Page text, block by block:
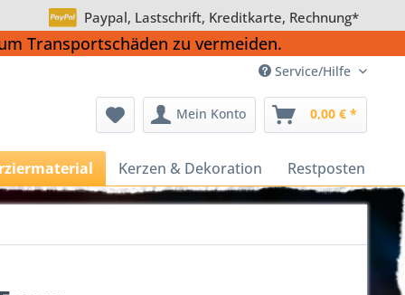
Paypal, Lastschrift, Kreditkarte, Rechnung*
Transportschäden zu vermeiden.
Service/Hilfe
Mein Konto 0,00 € *
Kerzen & Dekoration Restposten